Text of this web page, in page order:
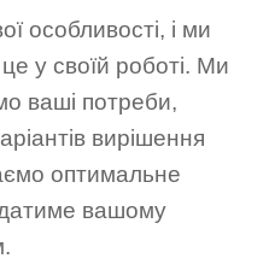
особливості, і ми
у своїй роботі. Ми
ваші потреби,
вирішення
оптимальне
вашому